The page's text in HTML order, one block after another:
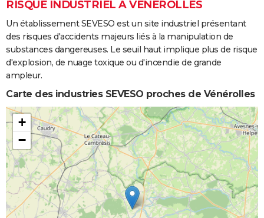
RISQUE INDUSTRIEL À VÉNÉROLLES
Un établissement SEVESO est un site industriel présentant
des risques d'accidents majeurs liés à la manipulation de
substances dangereuses. Le seuil haut implique plus de risque
d'explosion, de nuage toxique ou d'incendie de grande
ampleur.
Carte des industries SEVESO proches de Vénérolles
+
−